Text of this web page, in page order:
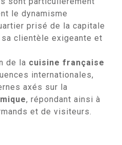
le dynamisme
prisé de la capitale
sa clientèle exigeante et
de la cuisine française
internationales,
axés sur la
, répondant ainsi à
et de visiteurs.